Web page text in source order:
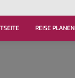
REISE PLANEN